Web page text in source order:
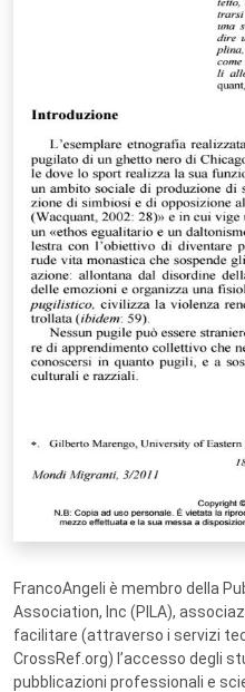
FrancoAngeli è membro della
Association, Inc (PILA),
facilitare (attraverso i servizi
CrossRef.org) l’accesso degli
pubblicazioni professionali e